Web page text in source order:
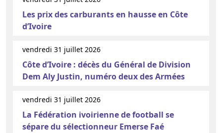
Les prix des carburants en hausse en Côte
d’Ivoire
vendredi 31 juillet 2026
Côte d’Ivoire : décès du Général de Division
Dem Aly Justin, numéro deux des Armées
vendredi 31 juillet 2026
La Fédération ivoirienne de football se
sépare du sélectionneur Emerse Faé